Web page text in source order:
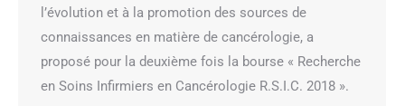
l’évolution et à la promotion des sources de
connaissances en matière de cancérologie, a
proposé pour la deuxième fois la bourse « Recherche
en Soins Infirmiers en Cancérologie R.S.I.C. 2018 ».